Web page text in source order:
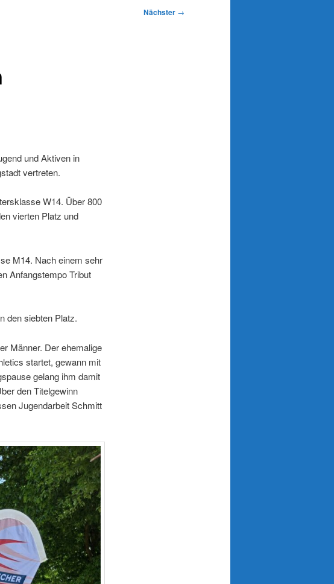
Nächster →
und Aktiven in
vertreten.
W14. Über 800
vierten Platz und
M14. Nach einem sehr
Anfangstempo Tribut
den siebten Platz.
Männer. Der ehemalige
startet, gewann mit
gelang ihm damit
den Titelgewinn
Jugendarbeit Schmitt